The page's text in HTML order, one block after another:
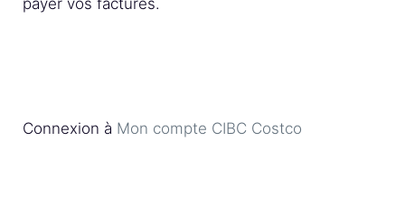
payer vos factures.
Connexion à Mon compte CIBC Costco